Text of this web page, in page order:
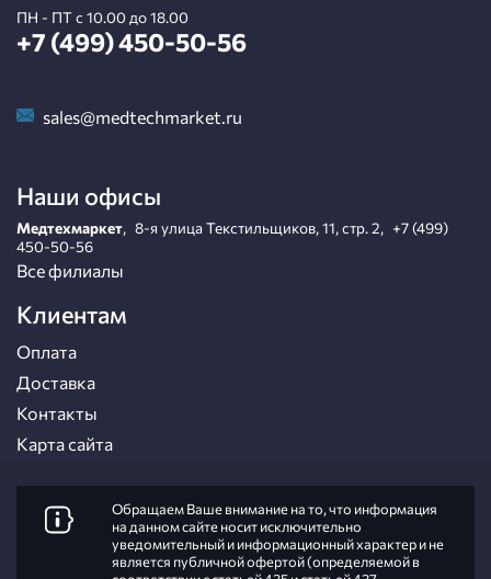
ПН - ПТ с 10.00 до 18.00
+7 (499) 450-50-56
sales@medtechmarket.ru
Наши офисы
Медтехмаркет, 8-я улица Текстильщиков, 11, стр. 2, +7 (499)
450-50-56
Все филиалы
Клиентам
Оплата
Доставка
Контакты
Карта сайта
Обращаем Ваше внимание на то, что информация
на данном сайте носит исключительно
уведомительный и информационный характер и не
является публичной офертой (определяемой в